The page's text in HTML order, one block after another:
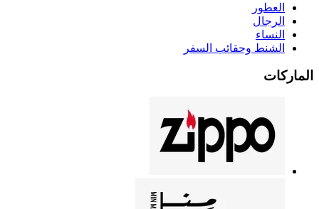
العطور
الرجال
النساء
الشنط وحقائب السفر
الماركات